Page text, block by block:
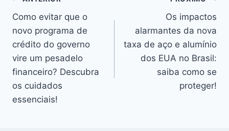
de
Post
Como evitar que o
novo programa de
crédito do governo
vire um pesadelo
financeiro? Descubra
os cuidados
essenciais!
Os impactos
alarmantes da nova
taxa de aço e alumínio
dos EUA no Brasil:
saiba como se
proteger!